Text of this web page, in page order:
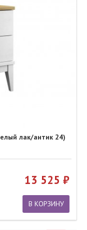
лак/антик 24)
13 525
В КОРЗИНУ